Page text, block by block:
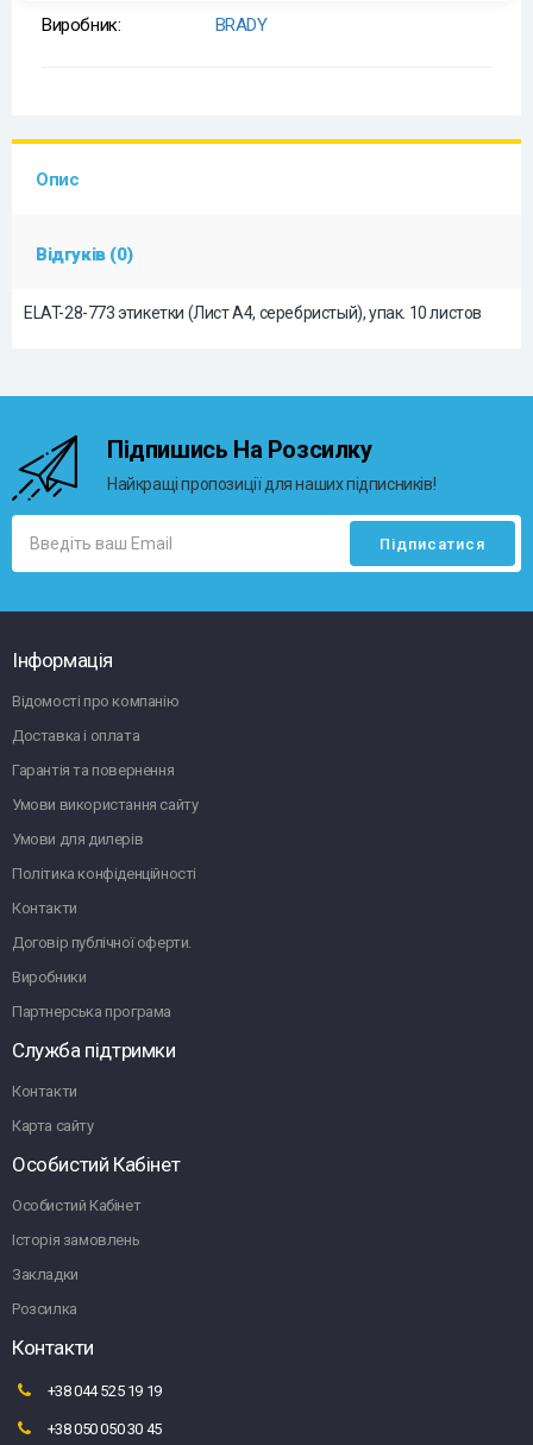
Виробник: BRADY
Опис
Відгуків (0)
ELAT-28-773 этикетки (Лист А4, серебристый), упак. 10 листов
Підпишись На Розсилку
Найкращі пропозиції для наших підписників!
Інформація
Відомості про компанію
Доставка і оплата
Гарантія та повернення
Умови використання сайту
Умови для дилерів
Політика конфіденційності
Контакти
Договір публічної оферти.
Виробники
Партнерська програма
Служба підтримки
Контакти
Карта сайту
Особистий Кабінет
Особистий Кабінет
Історія замовлень
Закладки
Розсилка
Контакти
+38 044 525 19 19
+38 050 050 30 45